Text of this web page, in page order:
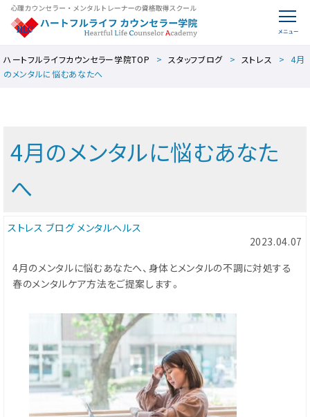
ハートフルライフカウンセラー学院TOP スタッフブログ ストレス
4月
のメンタルに悩むあなたへ
4月のメンタルに悩むあなた
へ
ストレス ブログメンタルヘルス
2023.04.07
4月のメンタルに悩むあなたへ、身体とメンタルの不調に対処する
春のメンタルケア方法をご提案します。